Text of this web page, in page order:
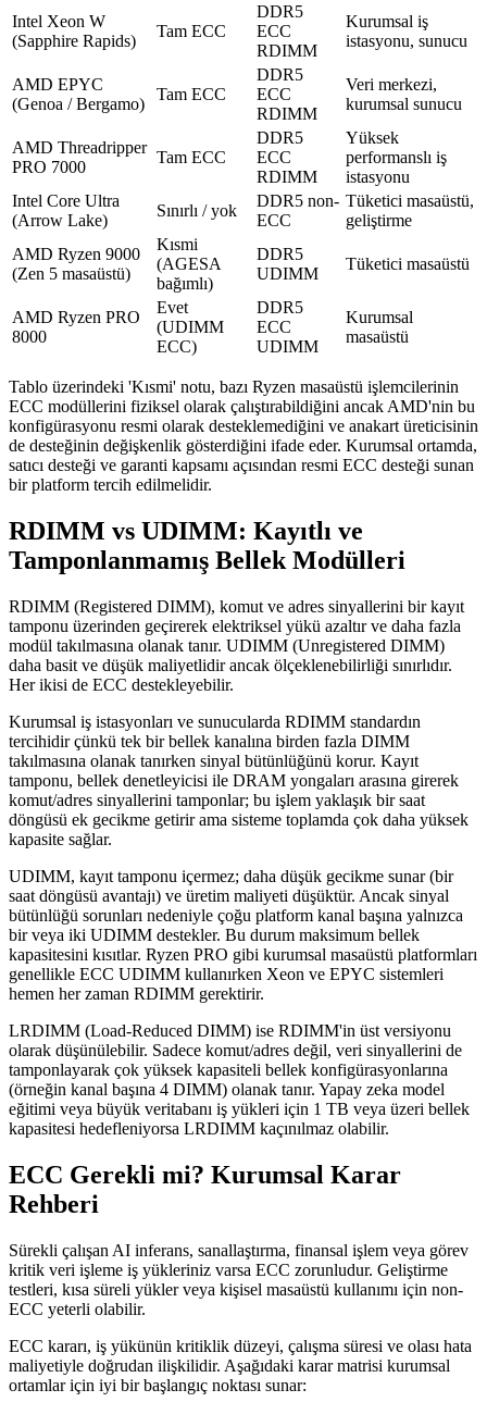
Intel Xeon W
(Sapphire Rapids)
Tam ECC
DDR5
ECC
RDIMM
Kurumsal iş
istasyonu, sunucu
AMD EPYC
(Genoa / Bergamo)
Tam ECC
DDR5
ECC
RDIMM
Veri merkezi,
kurumsal sunucu
AMD Threadripper
PRO 7000
Tam ECC
DDR5
ECC
RDIMM
Yüksek
performanslı iş
istasyonu
Intel Core Ultra
(Arrow Lake)
Sınırlı / yok
DDR5 non-
ECC
Tüketici masaüstü,
geliştirme
AMD Ryzen 9000
(Zen 5 masaüstü)
Kısmi
(AGESA
bağımlı)
DDR5
UDIMM
Tüketici masaüstü
AMD Ryzen PRO
8000
Evet
(UDIMM
ECC)
DDR5
ECC
UDIMM
Kurumsal
masaüstü
Tablo üzerindeki 'Kısmi' notu, bazı Ryzen masaüstü işlemcilerinin
ECC modüllerini fiziksel olarak çalıştırabildiğini ancak AMD'nin bu
konfigürasyonu resmi olarak desteklemediğini ve anakart üreticisinin
de desteğinin değişkenlik gösterdiğini ifade eder. Kurumsal ortamda,
satıcı desteği ve garanti kapsamı açısından resmi ECC desteği sunan
bir platform tercih edilmelidir.
RDIMM vs UDIMM: Kayıtlı ve
Tamponlanmamış Bellek Modülleri
RDIMM (Registered DIMM), komut ve adres sinyallerini bir kayıt
tamponu üzerinden geçirerek elektriksel yükü azaltır ve daha fazla
modül takılmasına olanak tanır. UDIMM (Unregistered DIMM)
daha basit ve düşük maliyetlidir ancak ölçeklenebilirliği sınırlıdır.
Her ikisi de ECC destekleyebilir.
Kurumsal iş istasyonları ve sunucularda RDIMM standardın
tercihidir çünkü tek bir bellek kanalına birden fazla DIMM
takılmasına olanak tanırken sinyal bütünlüğünü korur. Kayıt
tamponu, bellek denetleyicisi ile DRAM yongaları arasına girerek
komut/adres sinyallerini tamponlar; bu işlem yaklaşık bir saat
döngüsü ek gecikme getirir ama sisteme toplamda çok daha yüksek
kapasite sağlar.
UDIMM, kayıt tamponu içermez; daha düşük gecikme sunar (bir
saat döngüsü avantajı) ve üretim maliyeti düşüktür. Ancak sinyal
bütünlüğü sorunları nedeniyle çoğu platform kanal başına yalnızca
bir veya iki UDIMM destekler. Bu durum maksimum bellek
kapasitesini kısıtlar. Ryzen PRO gibi kurumsal masaüstü platformları
genellikle ECC UDIMM kullanırken Xeon ve EPYC sistemleri
hemen her zaman RDIMM gerektirir.
LRDIMM (Load-Reduced DIMM) ise RDIMM'in üst versiyonu
olarak düşünülebilir. Sadece komut/adres değil, veri sinyallerini de
tamponlayarak çok yüksek kapasiteli bellek konfigürasyonlarına
(örneğin kanal başına 4 DIMM) olanak tanır. Yapay zeka model
eğitimi veya büyük veritabanı iş yükleri için 1 TB veya üzeri bellek
kapasitesi hedefleniyorsa LRDIMM kaçınılmaz olabilir.
ECC Gerekli mi? Kurumsal Karar
Rehberi
Sürekli çalışan AI inferans, sanallaştırma, finansal işlem veya görev
kritik veri işleme iş yükleriniz varsa ECC zorunludur. Geliştirme
testleri, kısa süreli yükler veya kişisel masaüstü kullanımı için non-
ECC yeterli olabilir.
ECC kararı, iş yükünün kritiklik düzeyi, çalışma süresi ve olası hata
maliyetiyle doğrudan ilişkilidir. Aşağıdaki karar matrisi kurumsal
ortamlar için iyi bir başlangıç noktası sunar: